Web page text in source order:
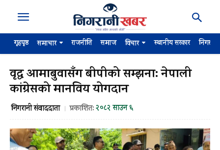
गृहपृष्ठ समाचार राजनीति समाज विचार स्थानीय सरकार
वृद्ध आमाबुवासँग बीपीको सम्झना: नेपाली
कांग्रेसको मानविय योगदान
निगरानी संवाददाता प्रकाशित:२०८२ साउन ६